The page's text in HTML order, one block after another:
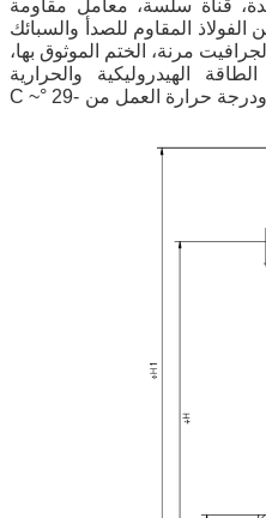
قناة سلسة، معامل مقاومة
المقاوم للصدأ والسبائك
مرنة، الختم الموثوق بها،
الهيدروليكية والحرارية
بضغط عمل 1.6mpa ~ 20.0mpa ودرجة حرارة العمل من -29 °C ~